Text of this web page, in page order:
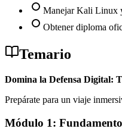
Manejar Kali Linux
Obtener diploma
Temario
Domina la Defensa Digital:
Prepárate para un viaje
Módulo 1: